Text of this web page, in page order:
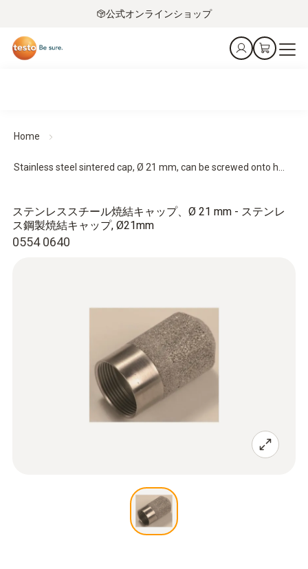
公式オンラインショップ
Home
Stainless steel sintered cap, Ø 21 mm, can be screwed onto h...
0554 0640
ステンレススチール焼結キャップ、Ø 21 mm - ステンレ
ス鋼製焼結キャップ, Ø21mm